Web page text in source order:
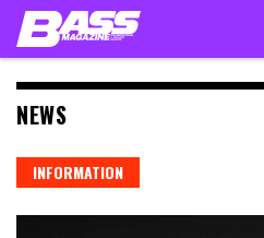
Skip
content
NEWS
INFORMATION